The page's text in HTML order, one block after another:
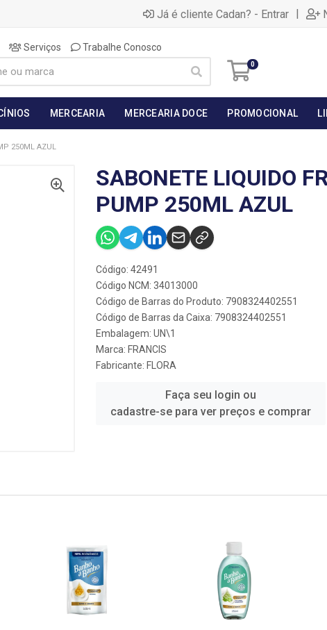
Já é cliente Cadan? - Entrar |
Serviços Trabalhe Conosco
0
MERCEARIA MERCEARIA DOCE PROMOCIONAL
250ML AZUL
SABONETE LIQUIDO
PUMP 250ML AZUL
Código: 42491
Código NCM: 34013000
Código de Barras do Produto: 7908324402551
Código de Barras da Caixa: 7908324402551
Embalagem: UN\1
Marca: FRANCIS
Fabricante: FLORA
Faça seu login ou
cadastre-se para ver preços e comprar